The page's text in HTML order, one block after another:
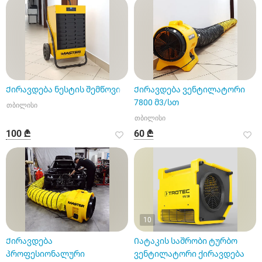
Ქირავდება ნესტის შემწოვი
თბილისი
100 ₾
Ქირავდება ვენტილატორი
7800 მ3/სთ
თბილისი
60 ₾
Ქირავდება
პროფესიონალური
10
Იატაკის საშრობი ტურბო
ვენტილატორი ქირავდება